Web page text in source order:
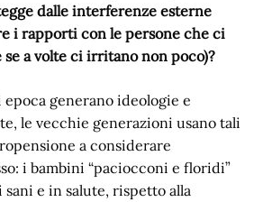
dalle interferenze esterne
i rapporti con le persone che ci
a volte ci irritano non poco)?
generano ideologie e
le vecchie generazioni usano tali
a considerare
i bambini “paciocconi e floridi”
e in salute, rispetto alla